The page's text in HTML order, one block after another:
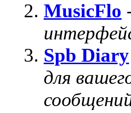
MusicFlo
Spb Diary
для